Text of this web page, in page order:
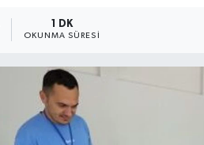
1 DK
OKUNMA SÜRESI